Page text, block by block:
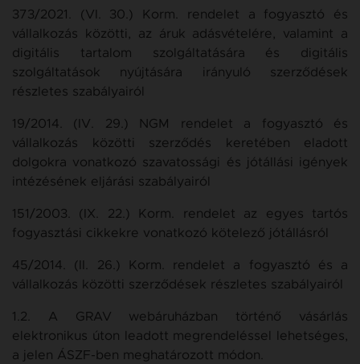
373/2021. (VI. 30.) Korm. rendelet a fogyasztó és
vállalkozás közötti, az áruk adásvételére, valamint a
digitális tartalom szolgáltatására és digitális
szolgáltatások nyújtására irányuló szerződések
részletes szabályairól
19/2014. (IV. 29.) NGM rendelet a fogyasztó és
vállalkozás közötti szerződés keretében eladott
dolgokra vonatkozó szavatossági és jótállási igények
intézésének eljárási szabályairól
151/2003. (IX. 22.) Korm. rendelet az egyes tartós
fogyasztási cikkekre vonatkozó kötelező jótállásról
45/2014. (II. 26.) Korm. rendelet a fogyasztó és a
vállalkozás közötti szerződések részletes szabályairól
1.2. A GRAV webáruházban történő vásárlás
elektronikus úton leadott megrendeléssel lehetséges,
a jelen ÁSZF-ben meghatározott módon.